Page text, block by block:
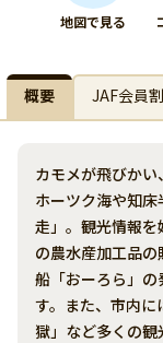
地図で見る
概要 JAF会員
カモメが飛びか
ホーツク海や知
走」。観光情報
の農水産加工品
船「おーろら」
す。また、市内
獄」など多くの観